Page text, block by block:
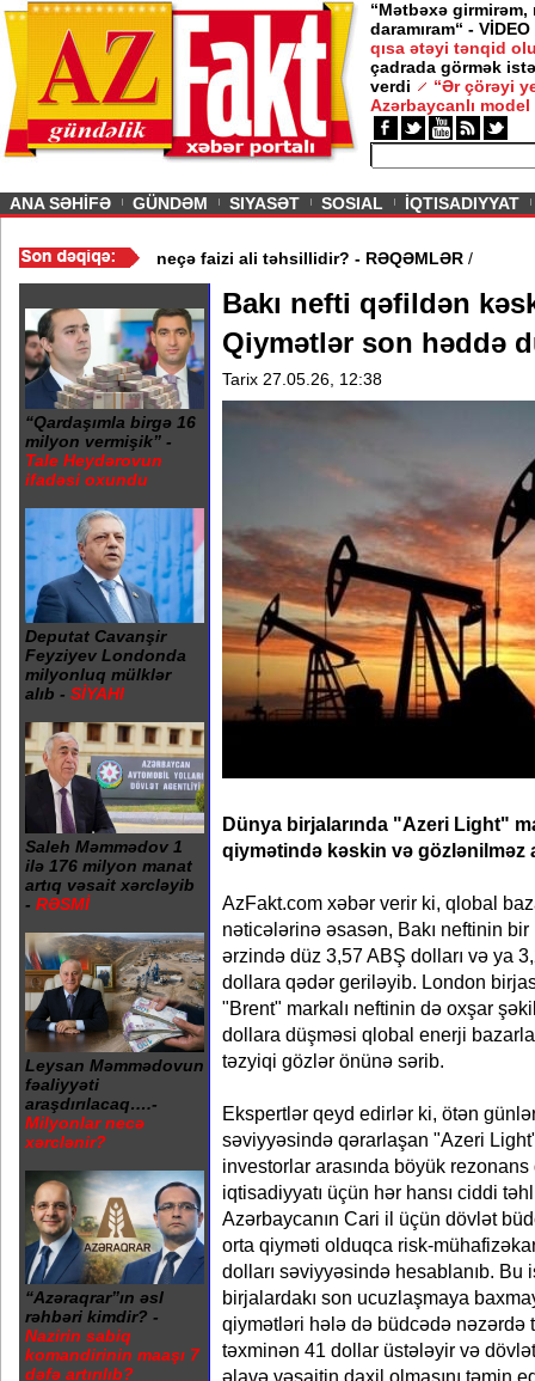
“Mətbəxə girmirəm,
daramıram“ - VİDEO
qısa ətəyi tənqid
çadrada görmək
verdi
“Ər çörəyi
Azərbaycanlı model
ANA SƏHİFƏ GÜNDƏM SIYASƏT SOSIAL İQTISADIYYAT
Azərbaycanda əhalinin neçə faizi ali təhsillidir? - RƏQƏMLƏR
“Qardaşımla birgə 16
milyon vermişik” -
Tale Heydərovun
ifadəsi oxundu
Deputat Cavanşir
Feyziyev Londonda
milyonluq mülklər
alıb - SİYAHI
Saleh Məmmədov 1
ilə 176 milyon manat
artıq vəsait xərcləyib
- RƏSMİ
Leysan Məmmədovun
fəaliyyəti
araşdırılacaq….-
Milyonlar necə
xərclənir?
“Azəraqrar”ın əsl
rəhbəri kimdir? -
Nazirin sabiq
komandirinin maaşı 7
dəfə artırılıb?
Bakı nefti qəfildən
Qiymətlər son həddə
Tarix 27.05.26, 12:38
Dünya birjalarında "Azeri Light"
qiymətində kəskin və gözlənilməz
AzFakt.com xəbər verir ki, qlobal
nəticələrinə əsasən, Bakı neftinin
ərzində düz 3,57 ABŞ dolları və ya
dollara qədər geriləyib. London
"Brent" markalı neftinin də oxşar
dollara düşməsi qlobal enerji
təzyiqi gözlər önünə sərib.
Ekspertlər qeyd edirlər ki, ötən
səviyyəsində qərarlaşan "Azeri
investorlar arasında böyük
iqtisadiyyatı üçün hər hansı ciddi
Azərbaycanın Cari il üçün dövlət
orta qiyməti olduqca risk-
dolları səviyyəsində hesablanıb. Bu
birjalardakı son ucuzlaşmaya
qiymətləri hələ də büdcədə nəzərdə
təxminən 41 dollar üstələyir və
əlavə vəsaitin daxil olmasını təmin